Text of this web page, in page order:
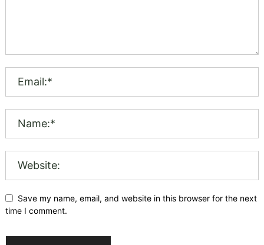
Save my name, email, and website in this browser for the next
time I comment.